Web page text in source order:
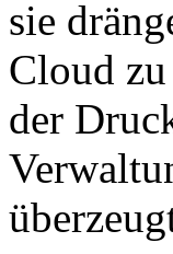
sie
Cloud
der